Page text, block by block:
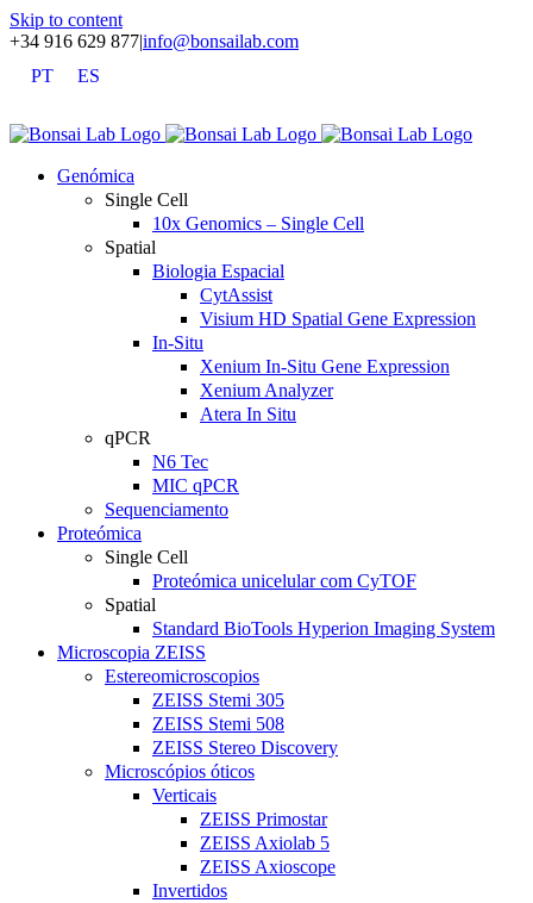
Skip to content
+34 916 629 877|info@bonsailab.com
PT
ES
Genómica
Single Cell
10x Genomics – Single Cell
Spatial
Biologia Espacial
CytAssist
Visium HD Spatial Gene Expression
In-Situ
Xenium In-Situ Gene Expression
Xenium Analyzer
Atera In Situ
qPCR
N6 Tec
MIC qPCR
Sequenciamento
Proteómica
Single Cell
Proteómica unicelular com CyTOF
Spatial
Standard BioTools Hyperion Imaging System
Microscopia ZEISS
Estereomicroscopios
ZEISS Stemi 305
ZEISS Stemi 508
ZEISS Stereo Discovery
Microscópios óticos
Verticais
ZEISS Primostar
ZEISS Axiolab 5
ZEISS Axioscope
Invertidos